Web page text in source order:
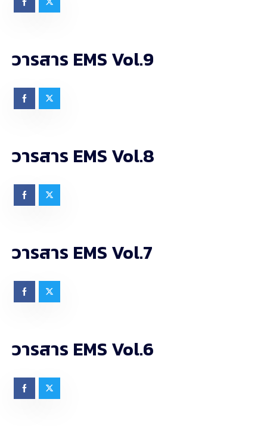
วารสาร EMS Vol.9
วารสาร EMS Vol.8
วารสาร EMS Vol.7
วารสาร EMS Vol.6